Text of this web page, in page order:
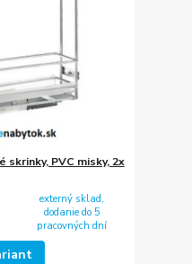
skrinky, PVC misky, 2x
externý sklad,
dodanie do 5
pracovných dní